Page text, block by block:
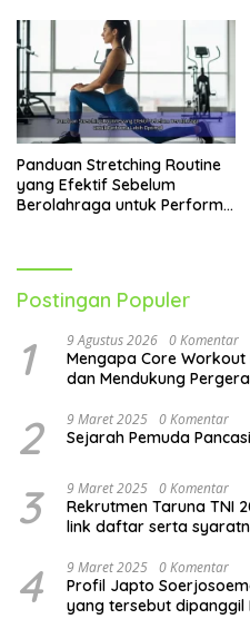
Panduan Stretching Routine
yang Efektif Sebelum
Berolahraga untuk Performa
Postingan Populer
1 9 Agustus 2026 0 Komentar
Mengapa Core
dan Mendukung
2 9 Maret 2025 0 Komentar
Sejarah Pemuda
3 9 Maret 2025 0 Komentar
Rekrutmen Taruna TNI
link daftar serta
4 9 Maret 2025 0 Komentar
Profil Japto
yang tersebut dipanggil